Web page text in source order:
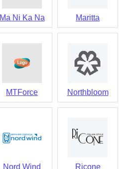
Ma Ni Ka Na Maritta
MTForce Northbloom
Nord Wind Ricone